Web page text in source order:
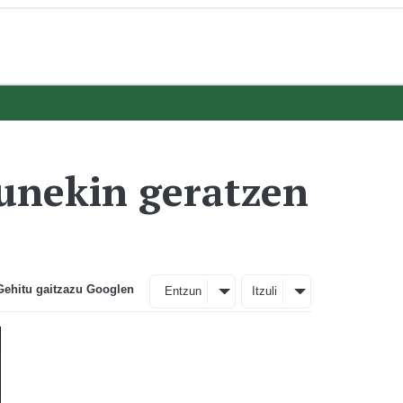
geratzen
gaitzazu Googlen Entzun Itzuli